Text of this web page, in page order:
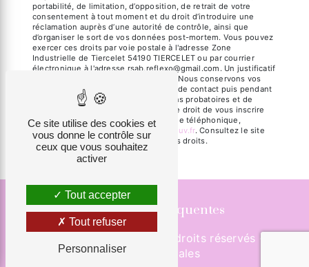
portabilité, de limitation, d’opposition, de retrait de votre
consentement à tout moment et du droit d’introduire une
réclamation auprès d’une autorité de contrôle, ainsi que
d’organiser le sort de vos données post-mortem. Vous pouvez
exercer ces droits par voie postale à l'adresse Zone
Industrielle de Tiercelet 54190 TIERCELET ou par courrier
électronique à l'adresse rsab.reflexo@gmail.com. Un justificatif
d'identité pourra vous être demandé. Nous conservons vos
données pendant la période de prise de contact puis pendant
la durée de prescription légale aux fins probatoires et de
gestion des contentieux. Vous avez le droit de vous inscrire
sur la liste d'opposition au démarchage téléphonique,
disponible à cette adresse:
Bloctel.gouv.fr. Consultez le site
cnil.fr pour plus d’informations sur vos droits.
Recherches fréquentes
- 2026 - Tous droits réservés -
Mentions légales
Ce site utilise des cookies et
vous donne le contrôle sur
ceux que vous souhaitez
activer
Tout accepter
Tout refuser
Personnaliser